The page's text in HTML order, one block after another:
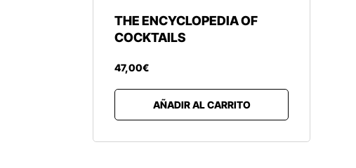
THE ENCYCLOPEDIA OF
COCKTAILS
47,00€
AÑADIR AL CARRITO